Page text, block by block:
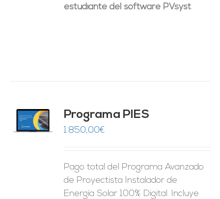
estudiante del software PVsyst.
Programa PIES
1.850,00€
Pago total del Programa Avanzado
de Proyectista Instalador de
Energía Solar 100% Digital. Incluye